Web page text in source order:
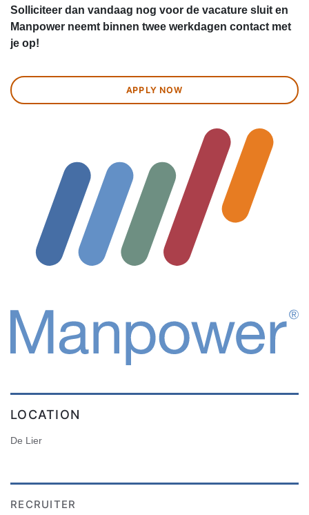
Solliciteer dan vandaag nog voor de vacature sluit en
Manpower neemt binnen twee werkdagen contact met
je op!
APPLY NOW
LOCATION
De Lier
RECRUITER